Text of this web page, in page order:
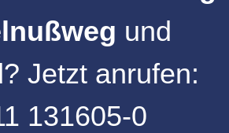
und
? Jetzt anrufen:
131605-0